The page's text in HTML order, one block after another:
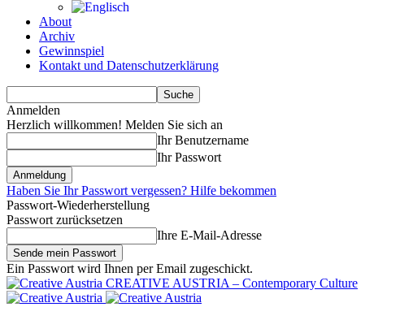
About
Archiv
Gewinnspiel
Kontakt und Datenschutzerklärung
Anmelden
Herzlich willkommen! Melden Sie sich an
Ihr Benutzername
Ihr Passwort
Haben Sie Ihr Passwort vergessen? Hilfe bekommen
Passwort-Wiederherstellung
Passwort zurücksetzen
Ihre E-Mail-Adresse
Ein Passwort wird Ihnen per Email zugeschickt.
CREATIVE AUSTRIA – Contemporary Culture